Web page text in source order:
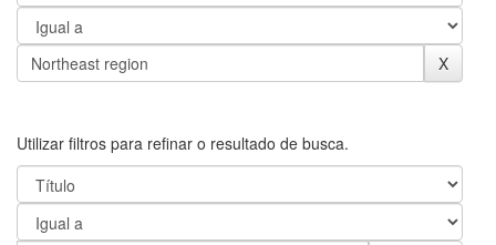
Utilizar filtros para refinar o resultado de busca.